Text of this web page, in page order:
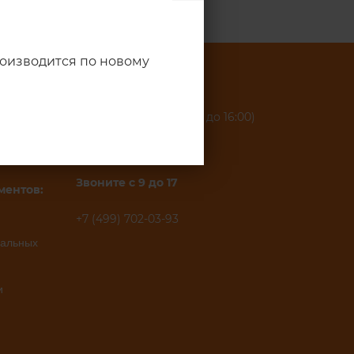
по новому
пн. - чт. 9:00 - 17:00 (пт. до 16:00)
Звоните с 9 до 17
+7 (499) 702-03-93